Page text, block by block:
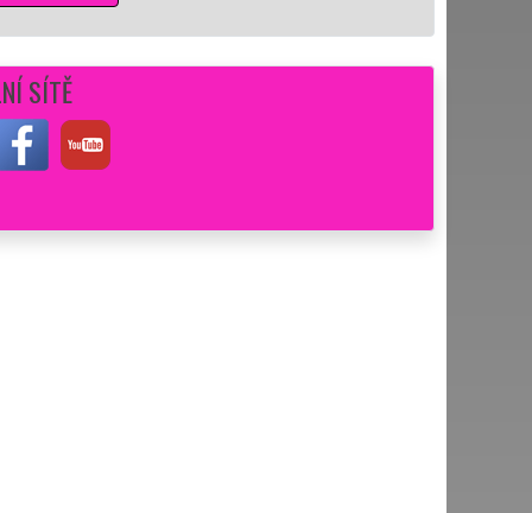
SÍTĚ